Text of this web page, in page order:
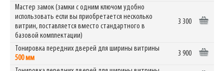
Мастер замок (замки с одним ключом удобно
использовать если вы приобретается несколько
витрин, поставляется вместо стандартного в
базовой комплектации)
3 300
Тонировка передних дверей для ширины витрины
500 мм
3 900